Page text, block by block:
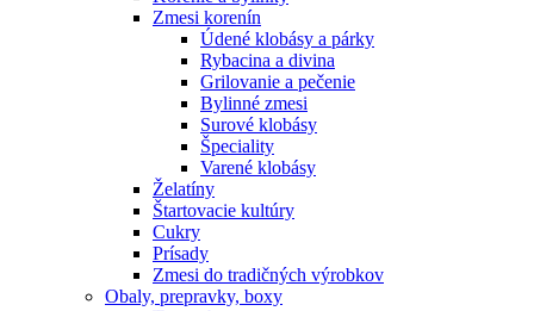
Zmesi korenín
Údené klobásy a párky
Rybacina a divina
Grilovanie a pečenie
Bylinné zmesi
Surové klobásy
Špeciality
Varené klobásy
Želatíny
Štartovacie kultúry
Cukry
Prísady
Zmesi do tradičných výrobkov
Obaly, prepravky, boxy